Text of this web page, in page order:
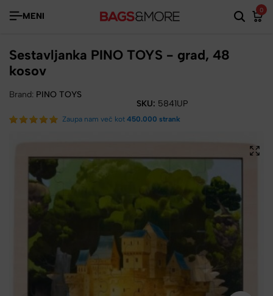
MENI
0
Sestavljanka PINO TOYS - grad, 48
kosov
Brand: PINO TOYS
SKU: 5841UP
Zaupa nam več kot 450.000 strank